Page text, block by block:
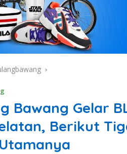
Bawang Gelar
Berikut